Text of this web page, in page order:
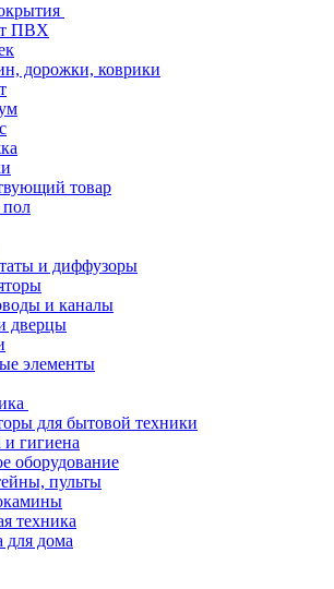
ПВХ
дорожки, коврики
товар
и диффузоры
и каналы
дверцы
элементы
для бытовой техники
и гигиена
оборудование
пульты
техника
для дома